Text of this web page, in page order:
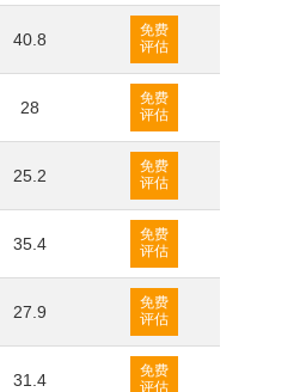
40.8
免费
评估
28
免费
评估
25.2
免费
评估
35.4
免费
评估
27.9
免费
评估
31.4
免费
评估